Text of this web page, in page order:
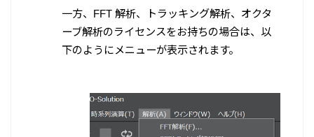
一方、FFT 解析、トラッキング解析、オクタ
ーブ解析のライセンスをお持ちの場合は、以
下のようにメニューが表示されます。